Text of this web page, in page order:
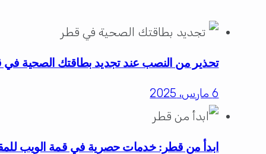
تحذير من النصب عند تجديد بطاقتك الصحية في
6 مارس، 2025
ابدأ من قطر: خدمات حصرية في قمة الويب